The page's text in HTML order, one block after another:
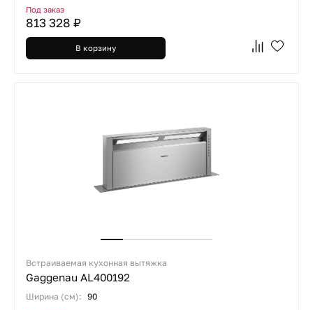
Под заказ
813 328 ₽
В корзину
Встраиваемая кухонная вытяжка
Gaggenau AL400192
Ширина (см): 90